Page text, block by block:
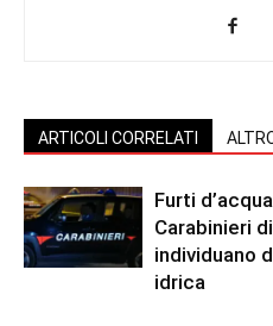
ARTICOLI CORRELATI
Furti
Carabinieri
individuano
idrica